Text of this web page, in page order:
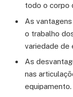
todo o corpo
As
o trabalho
variedade de
As
nas
equipamento.